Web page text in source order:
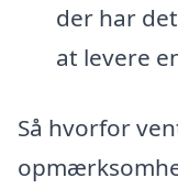
der har
at levere
Så hvorfor